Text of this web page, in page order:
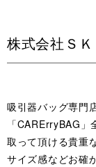
株式会社Ｓ
吸引器バッグ専門
「CARErryBAG
取って頂ける貴重
サイズ感などお確